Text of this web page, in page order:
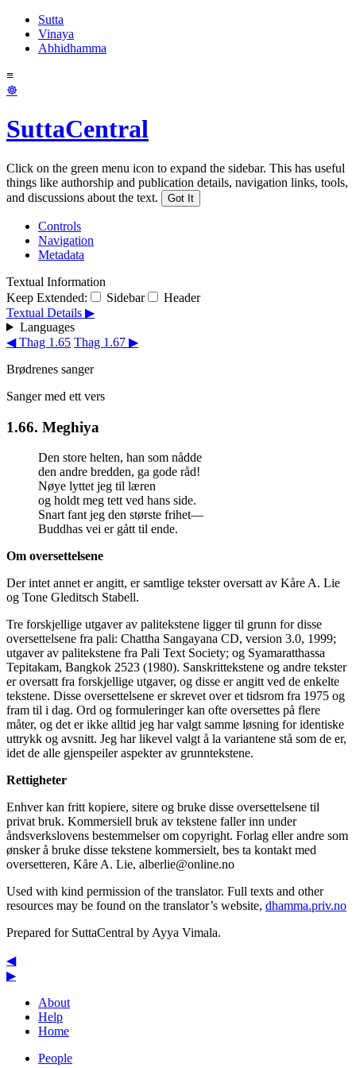
Sutta
Vinaya
Abhidhamma
≡
☸
SuttaCentral
Click on the green menu icon to expand the sidebar. This has useful
things like authorship and publication details, navigation links, tools,
and discussions about the text.
Got It
Controls
Navigation
Metadata
Textual Information
Keep Extended:
Sidebar
Header
Textual Details ▶
Languages
◀ Thag 1.65 Thag 1.67 ▶
Brødrenes sanger
Sanger med ett vers
1.66. Meghiya
Den store helten, han som nådde
den andre bredden, ga gode råd!
Nøye lyttet jeg til læren
og holdt meg tett ved hans side.
Snart fant jeg den største frihet—
Buddhas vei er gått til ende.
Om oversettelsene
Der intet annet er angitt, er samtlige tekster oversatt av Kåre A. Lie
og Tone Gleditsch Stabell.
Tre forskjellige utgaver av palitekstene ligger til grunn for disse
oversettelsene fra pali: Chattha Sangayana CD, version 3.0, 1999;
utgaver av palitekstene fra Pali Text Society; og Syamaratthassa
Tepitakam, Bangkok 2523 (1980). Sanskrittekstene og andre tekster
er oversatt fra forskjellige utgaver, og disse er angitt ved de enkelte
tekstene. Disse oversettelsene er skrevet over et tidsrom fra 1975 og
fram til i dag. Ord og formuleringer kan ofte oversettes på flere
måter, og det er ikke alltid jeg har valgt samme løsning for identiske
uttrykk og avsnitt. Jeg har likevel valgt å la variantene stå som de er,
idet de alle gjenspeiler aspekter av grunntekstene.
Rettigheter
Enhver kan fritt kopiere, sitere og bruke disse oversettelsene til
privat bruk. Kommersiell bruk av tekstene faller inn under
åndsverkslovens bestemmelser om copyright. Forlag eller andre som
ønsker å bruke disse tekstene kommersielt, bes ta kontakt med
oversetteren, Kåre A. Lie, alberlie@online.no
Used with kind permission of the translator. Full texts and other
resources may be found on the translator’s website, dhamma.priv.no
Prepared for SuttaCentral by Ayya Vimala.
◀
▶
About
Help
Home
People